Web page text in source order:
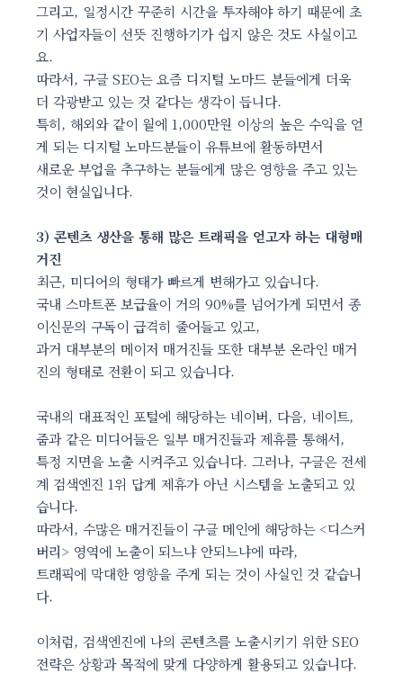
그리고, 일정시간 꾸준히 시간을 투자해야 하기 때문에 초
기 사업자들이 선뜻 진행하기가 쉽지 않은 것도 사실이고
요.
따라서, 구글 SEO는 요즘 디지털 노마드 분들에게 더욱
더 각광받고 있는 것 같다는 생각이 듭니다.
특히, 해외와 같이 월에 1,000만원 이상의 높은 수익을 얻
게 되는 디지털 노마드분들이 유튜브에 활동하면서
새로운 부업을 추구하는 분들에게 많은 영향을 주고 있는
것이 현실입니다.
3) 콘텐츠 생산을 통해 많은 트래픽을 얻고자 하는 대형매
거진
최근, 미디어의 형태가 빠르게 변해가고 있습니다.
국내 스마트폰 보급율이 거의 90%를 넘어가게 되면서 종
이신문의 구독이 급격히 줄어들고 있고,
과거 대부분의 메이저 매거진들 또한 대부분 온라인 매거
진의 형태로 전환이 되고 있습니다.
국내의 대표적인 포털에 해당하는 네이버, 다음, 네이트,
줌과 같은 미디어들은 일부 매거진들과 제휴를 통해서,
특정 지면을 노출 시켜주고 있습니다. 그러나, 구글은 전세
계 검색엔진 1위 답게 제휴가 아닌 시스템을 노출되고 있
습니다.
따라서, 수많은 매거진들이 구글 메인에 해당하는 <디스커
버리> 영역에 노출이 되느냐 안되느냐에 따라,
트래픽에 막대한 영향을 주게 되는 것이 사실인 것 같습니
다.
이처럼, 검색엔진에 나의 콘텐츠를 노출시키기 위한 SEO
전략은 상황과 목적에 맞게 다양하게 활용되고 있습니다.